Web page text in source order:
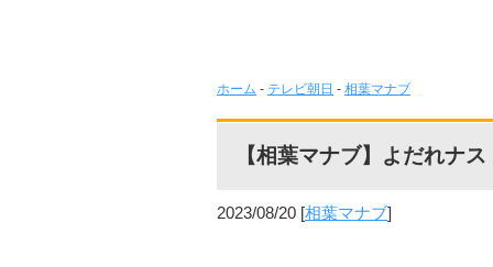
ホーム - テレビ朝日 - 相葉マナブ
【相葉マナブ】よだれナス
2023/08/20 [相葉マナブ]